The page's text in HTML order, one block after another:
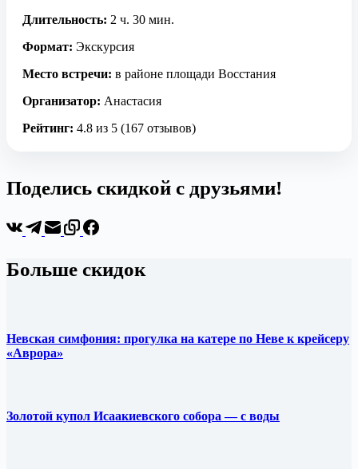
Длительность: 2 ч. 30 мин.
Формат: Экскурсия
Место встречи: в районе площади Восстания
Организатор: Анастасия
Рейтинг: 4.8 из 5 (167 отзывов)
Поделись скидкой с друзьями!
Больше скидок
Невская симфония: прогулка на катере по Неве к крейсеру
«Аврора»
Золотой купол Исаакиевского собора — с воды